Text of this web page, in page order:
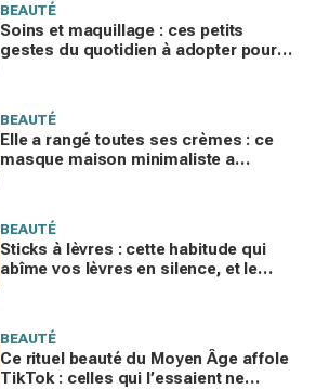
BEAUTÉ
Soins et maquillage : ces petits
gestes du quotidien à adopter pour
BEAUTÉ
Elle a rangé toutes ses crèmes : ce
masque maison minimaliste a
BEAUTÉ
Sticks à lèvres : cette habitude qui
abîme vos lèvres en silence, et le
BEAUTÉ
Ce rituel beauté du Moyen Âge affole
TikTok : celles qui l’essaient ne